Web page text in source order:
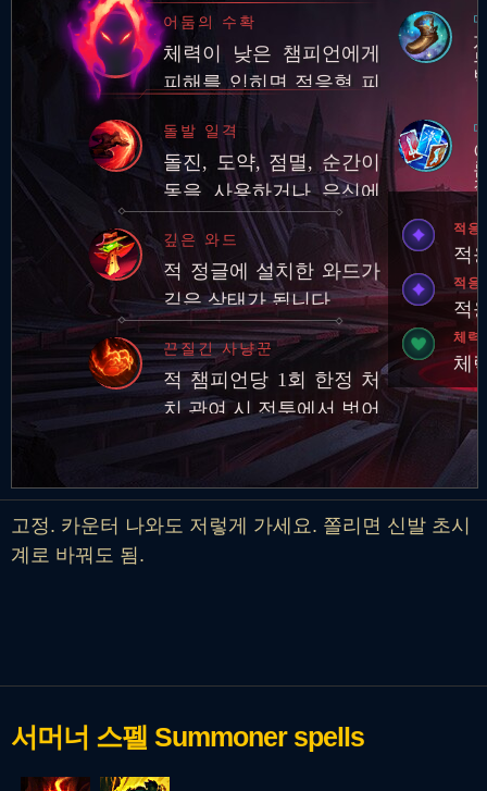
어둠의 수확
체력이 낮은 챔피언에게
피해를 입히면 적응형 피
해를 입히고 해당 챔피언
의 영혼을 수확
돌발 일격
돌진, 도약, 점멸, 순간이
동을 사용하거나 은신에
서 빠져나온 후 적 챔피언
에게 기본 공격과 스킬로
피해를 입히면 추…
깊은 와드
적 정글에 설치한 와드가
깊은 상태가 됩니다.
끈질긴 사냥꾼
적 챔피언당 1회 한정 처
치 관여 시 전투에서 벗어
나 있을 때 이동 속도 영
적응
적
적응
적
체력
체
고정. 카운터 나와도 저렇게 가세요. 쫄리면 신발 초시
계로 바꿔도 됨.
서머너 스펠 Summoner spells